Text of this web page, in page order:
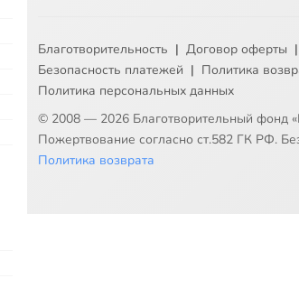
Благотворительность | Договор оферты |
Безопасность платежей | Политика
Политика персональных данных
© 2008 — 2026 Благотворительный фонд
Пожертвование согласно ст.582 ГК РФ.
Политика возврата